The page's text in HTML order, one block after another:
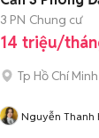
3 PN Chung cư
14 triệu/
Tp Hồ Chí Minh
Nguyễn Thanh